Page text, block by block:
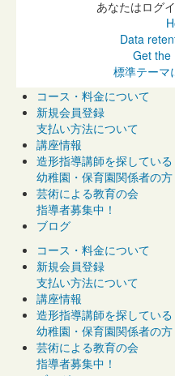
あなたはログ
Data
Get the
標準テーマ
コース・料金について
新規会員登録
支払い方法について
講座情報
造形指導講師を探している
幼稚園・保育園関係者の方
芸術による教育の会
指導者募集中！
ブログ
コース・料金について
新規会員登録
支払い方法について
講座情報
造形指導講師を探している
幼稚園・保育園関係者の方
芸術による教育の会
指導者募集中！